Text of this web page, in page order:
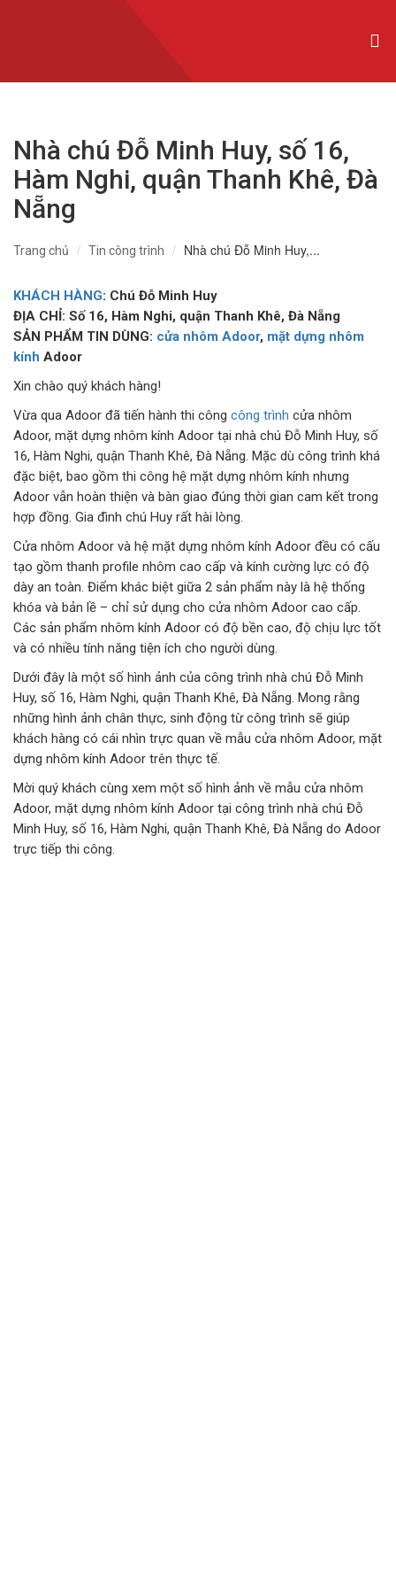
CỬA NHÔM XINGFA NHẬP KHẨU
CỬA NHÔM TRƯỢT QUAY
CỬA NHÔM THỦY LỰC
CỬA CUỐN KHE THOÁNG
CỬA CUỐN ÚC
CỬA CỔNG TỰ ĐỘNG
GIẾNG TRỜI TỰ ĐỘNG
Nhà chú Đỗ Minh Huy, số 16,
Hàm Nghi, quận Thanh Khê, Đà
Nẵng
Trang chủ Tin công trình Nhà chú Đỗ Minh Huy,...
KHÁCH HÀNG: Chú Đỗ Minh Huy
ĐỊA CHỈ: Số 16, Hàm Nghi, quận Thanh Khê, Đà Nẵng
SẢN PHẨM TIN DÙNG: cửa nhôm Adoor, mặt dựng nhôm
kính Adoor
Xin chào quý khách hàng!
Vừa qua Adoor đã tiến hành thi công công trình cửa nhôm
Adoor, mặt dựng nhôm kính Adoor tại nhà chú Đỗ Minh Huy, số
16, Hàm Nghi, quận Thanh Khê, Đà Nẵng. Mặc dù công trình khá
đặc biệt, bao gồm thi công hệ mặt dựng nhôm kính nhưng
Adoor vẫn hoàn thiện và bàn giao đúng thời gian cam kết trong
hợp đồng. Gia đình chú Huy rất hài lòng.
Cửa nhôm Adoor và hệ mặt dựng nhôm kính Adoor đều có cấu
tạo gồm thanh profile nhôm cao cấp và kính cường lực có độ
dày an toàn. Điểm khác biệt giữa 2 sản phẩm này là hệ thống
khóa và bản lề – chỉ sử dụng cho cửa nhôm Adoor cao cấp.
Các sản phẩm nhôm kính Adoor có độ bền cao, độ chịu lực tốt
và có nhiều tính năng tiện ích cho người dùng.
Dưới đây là một số hình ảnh của công trình nhà chú Đỗ Minh
Huy, số 16, Hàm Nghi, quận Thanh Khê, Đà Nẵng. Mong rằng
những hình ảnh chân thực, sinh động từ công trình sẽ giúp
khách hàng có cái nhìn trực quan về mẫu cửa nhôm Adoor, mặt
dựng nhôm kính Adoor trên thực tế.
Mời quý khách cùng xem một số hình ảnh về mẫu cửa nhôm
Adoor, mặt dựng nhôm kính Adoor tại công trình nhà chú Đỗ
Minh Huy, số 16, Hàm Nghi, quận Thanh Khê, Đà Nẵng do Adoor
trực tiếp thi công.